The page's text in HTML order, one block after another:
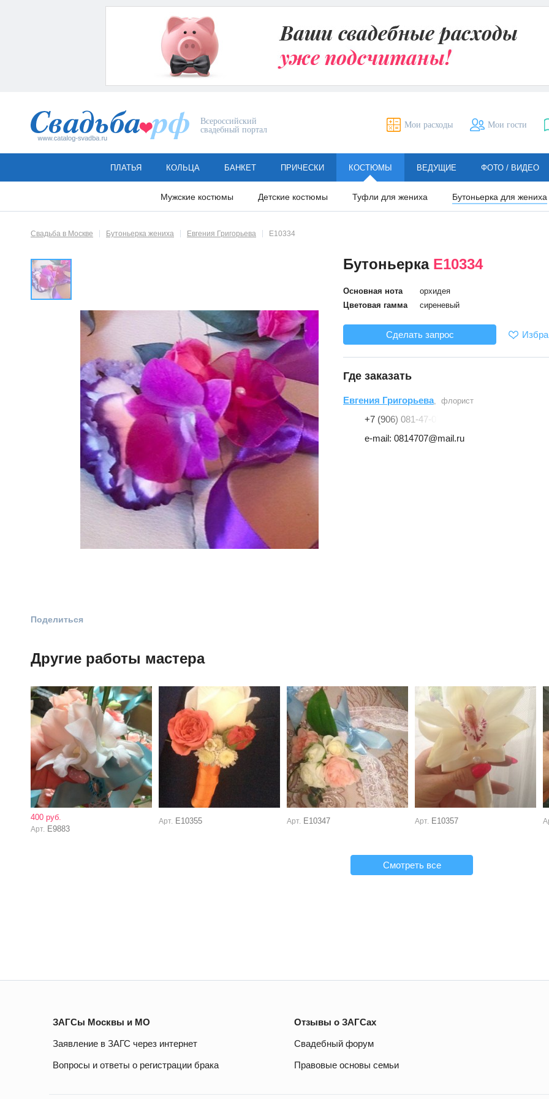
Всероссийский
свадебный портал
Мои расходы Мои гости
ПЛАТЬЯ КОЛЬЦА БАНКЕТ ПРИЧЕСКИ КОСТЮМЫ
Мужские костюмы Детские костюмы Туфли для жениха Бутоньерка для жениха
ВЕДУЩИЕ ФОТО / ВИДЕО
Свадьба в Москве Бутоньерка жениха Евгения Григорьева Е10334
Поделиться
Бутоньерка Е10334
Основная нота
орхидея
Цветовая гамма
сиреневый
Сделать запрос
Где заказать
Евгения Григорьева, флорист
+7 (906) 081-47-07
e-mail: 0814707@mail.ru
Другие работы мастера
400 руб.
Арт. Е9883
Арт. Е10355 Арт. Е10347 Арт. Е10357
Смотреть все
ЗАГСы Москвы и МО
Заявление в ЗАГС через интернет
Вопросы и ответы о регистрации брака
Отзывы о ЗАГСах
Свадебный форум
Правовые основы семьи